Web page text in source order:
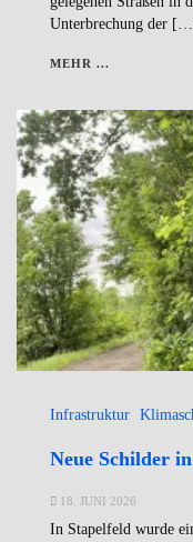
Unterbrechung der
MEHR ...
Infrastruktur
Neue Schilder
18. JUNI 2026
In Stapelfeld wurde